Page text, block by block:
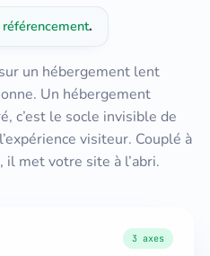
.
un hébergement lent
Un hébergement
c’est le socle invisible de
visiteur. Couplé à
, il met votre site à l’abri.
3 axes